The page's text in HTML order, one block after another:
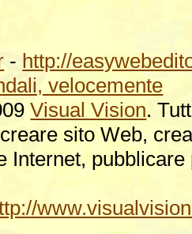
- http://
velocemente
Visual Vision.
sito Web,
Internet,